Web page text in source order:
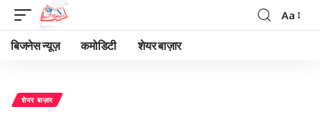
Font
Aa
बिजनेस न्यूज़ कमोडिटी शेयर बाज़ार
शेयर बाज़ार